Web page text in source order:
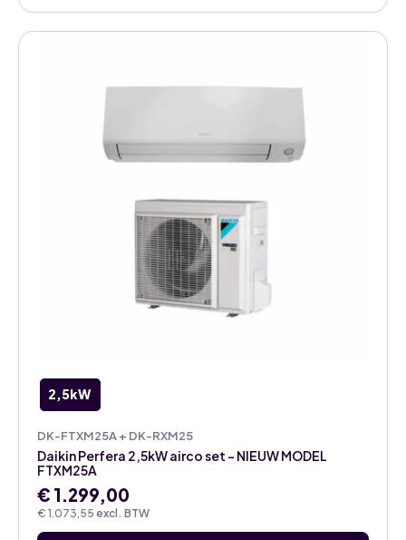
2,5kW
DK-FTXM25A + DK-RXM25
€ 1.073,55 excl. BTW
Daikin Perfera 2,5kW airco set – NIEUW MODEL
FTXM25A
€ 1.299,00